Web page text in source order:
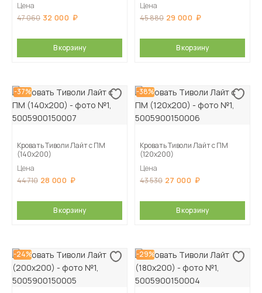
Цена
47 060 32 000
В корзину
Цена
45 880 29 000
В корзину
-37%
Кровать Тиволи Лайт с ПМ
(140х200)
Цена
44 710 28 000
В корзину
-38%
Кровать Тиволи Лайт с ПМ
(120х200)
Цена
43 530 27 000
В корзину
-24% -29%